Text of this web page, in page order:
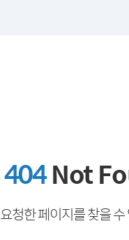
404Not
요청한 페이지를 찾을